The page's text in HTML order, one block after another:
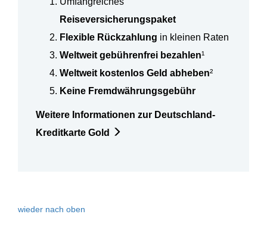
Reiseversicherungspaket
Flexible Rückzahlung in kleinen Raten
Weltweit gebührenfrei bezahlen¹
Weltweit kostenlos Geld abheben²
Keine Fremdwährungsgebühr
Weitere Informationen zur Deutschland-
Kreditkarte Gold
wieder nach oben